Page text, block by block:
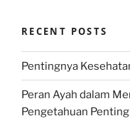
RECENT POSTS
Pentingnya
Peran Ayah dalam
Pengetahuan Penting